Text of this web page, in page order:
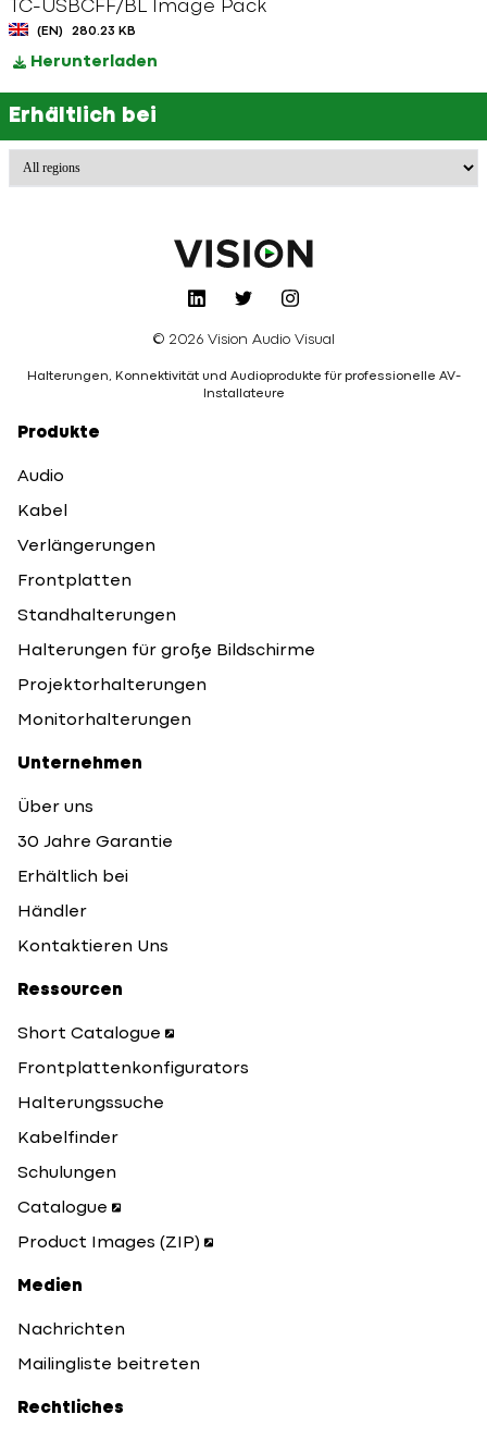
TC-USBCFF/BL Image Pack
(EN) 280.23 KB
Herunterladen
Erhältlich bei
© 2026 Vision Audio Visual
Halterungen, Konnektivität und Audioprodukte für professionelle AV-
Installateure
Produkte
Audio
Kabel
Verlängerungen
Frontplatten
Standhalterungen
Halterungen für große Bildschirme
Projektorhalterungen
Monitorhalterungen
Unternehmen
Über uns
30 Jahre Garantie
Erhältlich bei
Händler
Kontaktieren Uns
Ressourcen
Short Catalogue
Frontplattenkonfigurators
Halterungssuche
Kabelfinder
Schulungen
Catalogue
Product Images (ZIP)
Medien
Nachrichten
Mailingliste beitreten
Rechtliches